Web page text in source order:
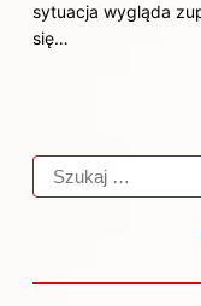
sytuacja wygląda
się…